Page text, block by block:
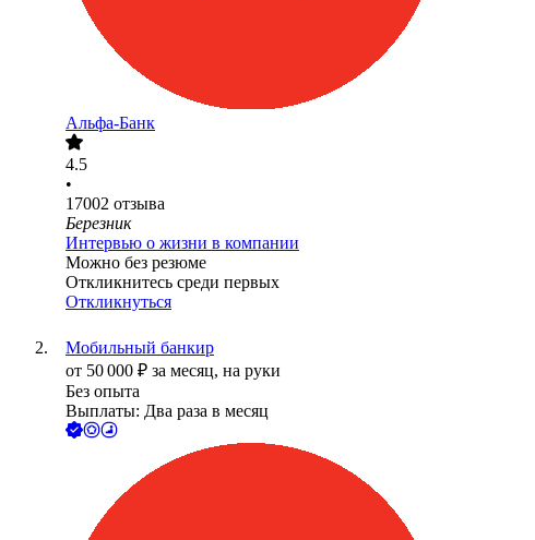
Альфа-Банк
4.5
•
17002 отзыва
Березник
Интервью о жизни в компании
Можно без резюме
Откликнитесь среди первых
Откликнуться
Мобильный банкир
от 50 000 ₽ за месяц, на руки
Без опыта
Выплаты: Два раза в месяц